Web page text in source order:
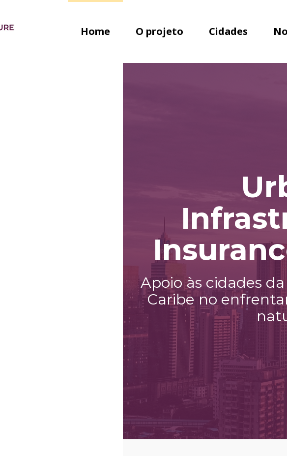
Home O projeto Cidades
Apoio às cidades
Caribe no